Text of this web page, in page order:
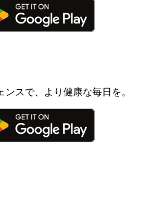
スで、より健康な毎日を。